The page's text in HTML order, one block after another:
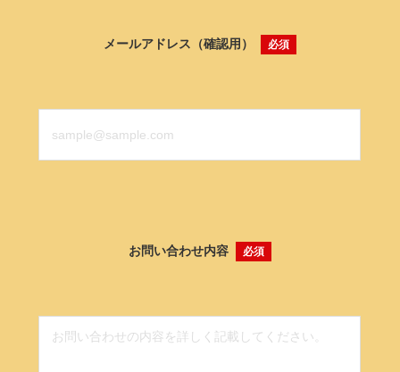
メールアドレス（確認用） 必須
お問い合わせ内容 必須